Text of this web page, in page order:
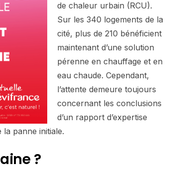
de chaleur urbain (RCU).
Sur les 340 logements de la
cité, plus de 210 bénéficient
maintenant d’une solution
pérenne en chauffage et en
eau chaude. Cependant,
l’attente demeure toujours
concernant les conclusions
d’un rapport d’expertise
la panne initiale.
?